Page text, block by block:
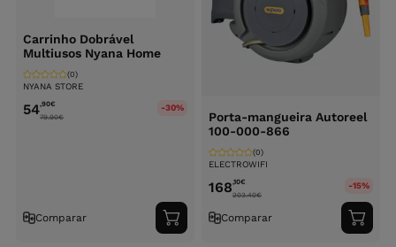
Carrinho Dobrável
Multiusos Nyana Home
NYANA STORE
(0)
54 ,90€
79.90€
-30%
Comparar
Adicionar
ao
Porta-mangueira Autoreel
100-000-866
ELECTROWIFI
(0)
168,10€
203.40€
-15%
Comparar
ao